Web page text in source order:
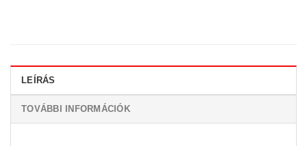
LEÍRÁS
TOVÁBBI INFORMÁCIÓK